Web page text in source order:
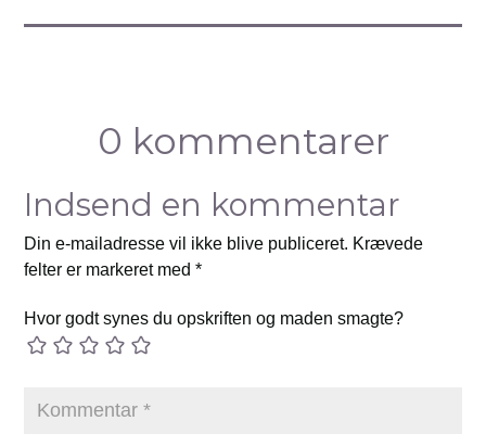
0 kommentarer
Indsend en kommentar
Din e-mailadresse vil ikke blive publiceret. Krævede
felter er markeret med*
Hvor godt synes du opskriften og maden smagte?